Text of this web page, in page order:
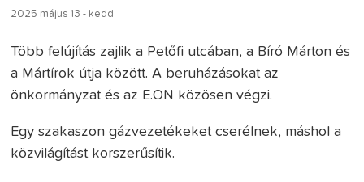
2025 május 13 - kedd
Több felújítás zajlik a Petőfi utcában, a Bíró Márton és
a Mártírok útja között. A beruházásokat az
önkormányzat és az E.ON közösen végzi.
Egy szakaszon gázvezetékeket cserélnek, máshol a
közvilágítást korszerűsítik.